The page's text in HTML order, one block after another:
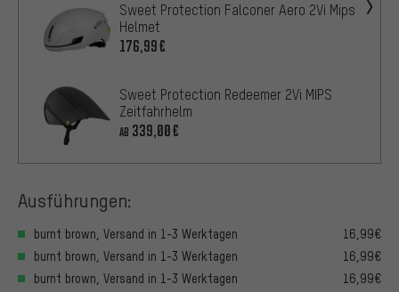
Sweet Protection Falconer Aero 2Vi Mips
Helmet
176,99€
Sweet Protection Redeemer 2Vi MIPS
Zeitfahrhelm
AB 339,00€
Ausführungen:
burnt brown, Versand in 1-3 Werktagen
16,99€
burnt brown, Versand in 1-3 Werktagen
16,99€
burnt brown, Versand in 1-3 Werktagen
16,99€